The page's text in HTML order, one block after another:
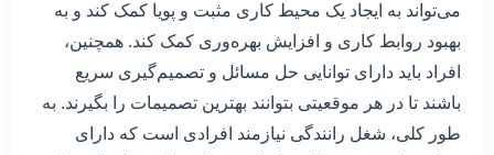
می‌تواند به ایجاد یک محیط کاری مثبت و پویا کمک کند و به
بهبود روابط کاری و افزایش بهره‌وری کمک کند. همچنین،
افراد باید دارای توانایی حل مسائل و تصمیم‌گیری سریع
باشند تا در هر موقعیتی بتوانند بهترین تصمیمات را بگیرند. به
طور کلی، شغل رانندگی نیازمند افرادی است که دارای